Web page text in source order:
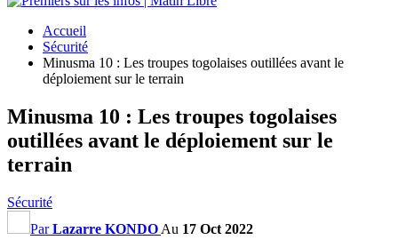
Accueil
Sécurité
Minusma 10 : Les troupes togolaises outillées avant le
déploiement sur le terrain
Minusma 10 : Les troupes togolaises
outillées avant le déploiement sur le
terrain
Sécurité
ParLazarre KONDO Au 17 Oct 2022